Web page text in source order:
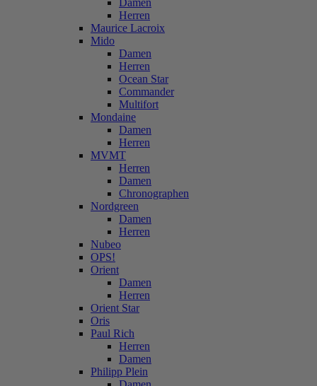
Damen
Herren
Maurice Lacroix
Mido
Damen
Herren
Ocean Star
Commander
Multifort
Mondaine
Damen
Herren
MVMT
Herren
Damen
Chronographen
Nordgreen
Damen
Herren
Nubeo
OPS!
Orient
Damen
Herren
Orient Star
Oris
Paul Rich
Herren
Damen
Philipp Plein